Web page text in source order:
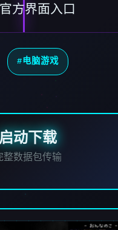
方界面入口
#电脑游戏
启动下载
整数据包传输